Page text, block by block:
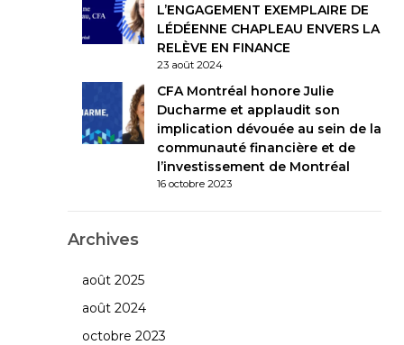
L’ENGAGEMENT EXEMPLAIRE DE
LÉDÉENNE CHAPLEAU ENVERS LA
RELÈVE EN FINANCE
23 août 2024
CFA Montréal honore Julie
Ducharme et applaudit son
implication dévouée au sein de la
communauté financière et de
l’investissement de Montréal
16 octobre 2023
Archives
août 2025
août 2024
octobre 2023